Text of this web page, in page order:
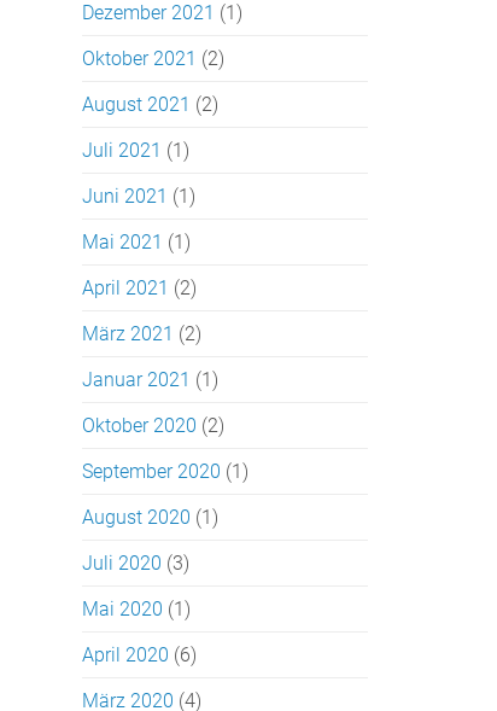
Dezember 2021 (1)
Oktober 2021 (2)
August 2021 (2)
Juli 2021 (1)
Juni 2021 (1)
Mai 2021 (1)
April 2021 (2)
März 2021 (2)
Januar 2021 (1)
Oktober 2020 (2)
September 2020 (1)
August 2020 (1)
Juli 2020 (3)
Mai 2020 (1)
April 2020 (6)
März 2020 (4)